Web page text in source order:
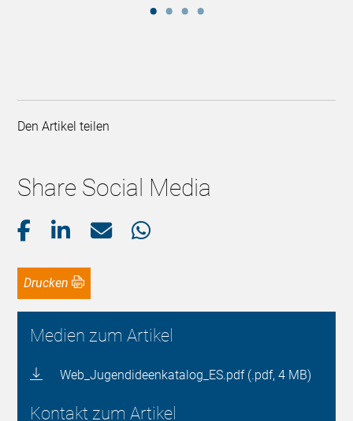
Den Artikel teilen
Share Social Media
Drucken
Medien zum Artikel
Web_Jugendideenkatalog_ES.pdf (.pdf, 4 MB)
Kontakt zum Artikel